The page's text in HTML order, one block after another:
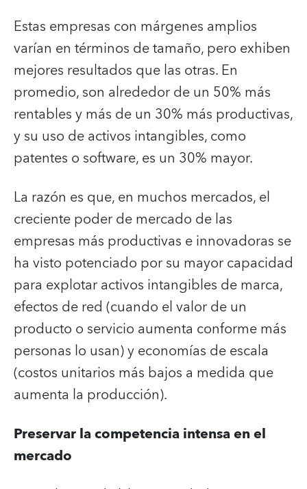
Estas empresas con márgenes amplios
varían en términos de tamaño, pero exhiben
mejores resultados que las otras. En
promedio, son alrededor de un 50% más
rentables y más de un 30% más productivas,
y su uso de activos intangibles, como
patentes o software, es un 30% mayor.
La razón es que, en muchos mercados, el
creciente poder de mercado de las
empresas más productivas e innovadoras se
ha visto potenciado por su mayor capacidad
para explotar activos intangibles de marca,
efectos de red (cuando el valor de un
producto o servicio aumenta conforme más
personas lo usan) y economías de escala
(costos unitarios más bajos a medida que
aumenta la producción).
Preservar la competencia intensa en el
mercado